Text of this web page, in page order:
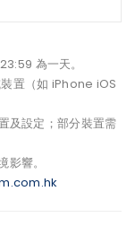
為一天。
置（如 iPhone iOS
及設定；部分裝置需
響。